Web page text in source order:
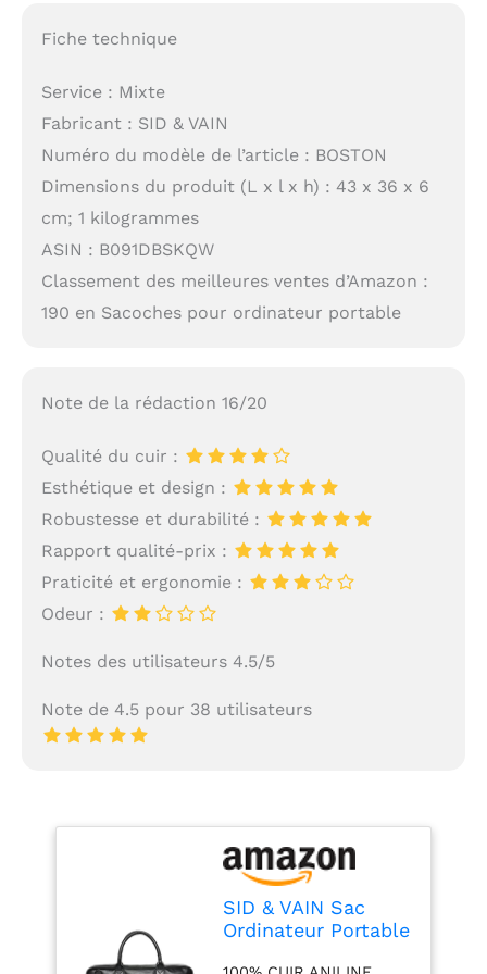
Fiche technique
Service : Mixte
Fabricant : SID & VAIN
Numéro du modèle de l’article : BOSTON
Dimensions du produit (L x l x h) : 43 x 36 x 6
cm; 1 kilogrammes
ASIN : B091DBSKQW
Classement des meilleures ventes d’Amazon :
190 en Sacoches pour ordinateur portable
Note de la rédaction 16/20
Qualité du cuir :
Esthétique et design :
Robustesse et durabilité :
Rapport qualité-prix :
Praticité et ergonomie :
Odeur :
Notes des utilisateurs 4.5/5
Note de 4.5 pour 38 utilisateurs
SID & VAIN Sac
Ordinateur Portable